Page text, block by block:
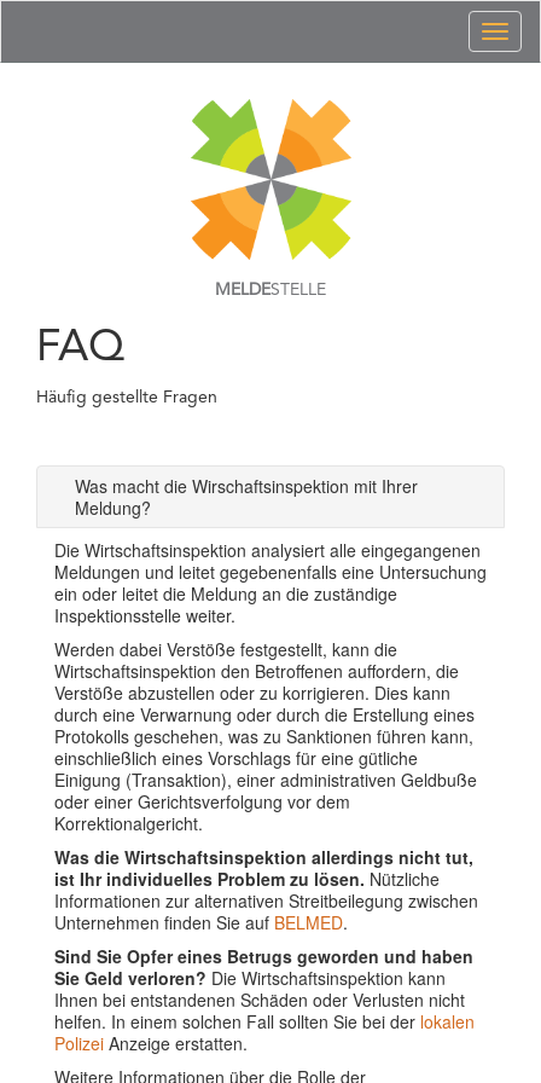
MELDESTELLE
FAQ
Häufig gestellte Fragen
Was macht die Wirschaftsinspektion mit Ihrer
Meldung?
Die Wirtschaftsinspektion analysiert alle eingegangenen
Meldungen und leitet gegebenenfalls eine Untersuchung
ein oder leitet die Meldung an die zuständige
Inspektionsstelle weiter.
Werden dabei Verstöße festgestellt, kann die
Wirtschaftsinspektion den Betroffenen auffordern, die
Verstöße abzustellen oder zu korrigieren. Dies kann
durch eine Verwarnung oder durch die Erstellung eines
Protokolls geschehen, was zu Sanktionen führen kann,
einschließlich eines Vorschlags für eine gütliche
Einigung (Transaktion), einer administrativen Geldbuße
oder einer Gerichtsverfolgung vor dem
Korrektionalgericht.
Was die Wirtschaftsinspektion allerdings nicht tut,
ist Ihr individuelles Problem zu lösen. Nützliche
Informationen zur alternativen Streitbeilegung zwischen
Unternehmen finden Sie auf BELMED.
Sind Sie Opfer eines Betrugs geworden und haben
Sie Geld verloren? Die Wirtschaftsinspektion kann
Ihnen bei entstandenen Schäden oder Verlusten nicht
helfen. In einem solchen Fall sollten Sie bei der lokalen
Polizei Anzeige erstatten.
Weitere Informationen über die Rolle der